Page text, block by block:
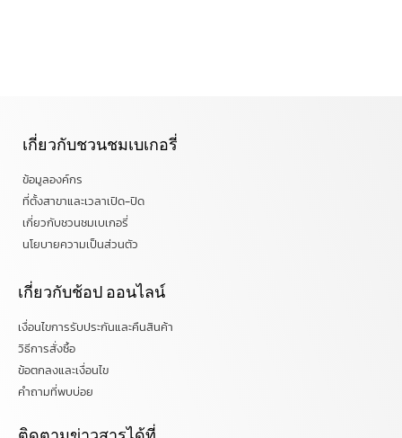
เกี่ยวกับชวนชมเบเกอรี่
ข้อมูลองค์กร
ที่ตั้งสาขาและเวลาเปิด-ปิด
เกี่ยวกับชวนชมเบเกอรี่
นโยบายความเป็นส่วนตัว
เกี่ยวกับช้อป ออนไลน์
เงื่อนไขการรับประกันและคืนสินค้า
วิธีการสั่งซื้อ
ข้อตกลงและเงื่อนไข
คำถามที่พบบ่อย